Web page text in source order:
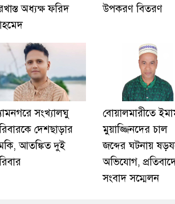
অধ্যক্ষ ফরিদ
উপকরণ বিতরণ
সংখ্যালঘু
দেশছাড়ার
আতঙ্কিত দুই
বোয়ালমারীতে
মুয়াজ্জিনদের চাল
জব্দের ঘটনায়
অভিযোগ,
সংবাদ সম্মেলন